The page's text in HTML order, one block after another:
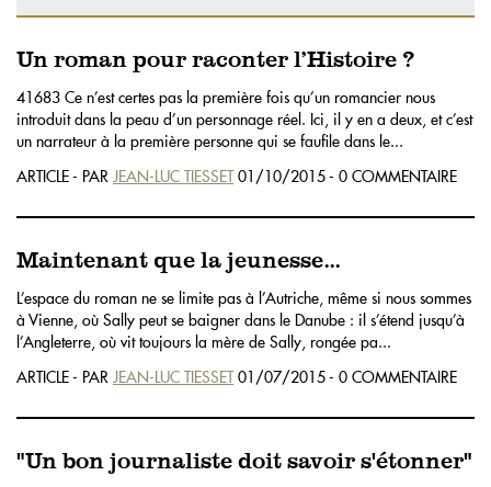
Un roman pour raconter l’Histoire ?
41683 Ce n’est certes pas la première fois qu’un romancier nous
introduit dans la peau d’un personnage réel. Ici, il y en a deux, et c’est
un narrateur à la première personne qui se faufile dans le...
ARTICLE - PAR JEAN-LUC TIESSET01/10/2015 - 0 COMMENTAIRE
Maintenant que la jeunesse...
L’espace du roman ne se limite pas à l’Autriche, même si nous sommes
à Vienne, où Sally peut se baigner dans le Danube : il s’étend jusqu’à
l’Angleterre, où vit toujours la mère de Sally, rongée pa...
ARTICLE - PAR JEAN-LUC TIESSET01/07/2015 - 0 COMMENTAIRE
"Un bon journaliste doit savoir s'étonner"